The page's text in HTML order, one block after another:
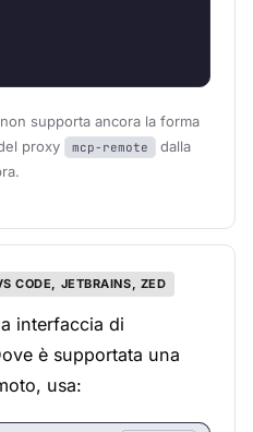
supporta ancora la forma
proxy mcp-remote
dalla
CODE, JETBRAINS, ZED
interfaccia di
è supportata una
usa: